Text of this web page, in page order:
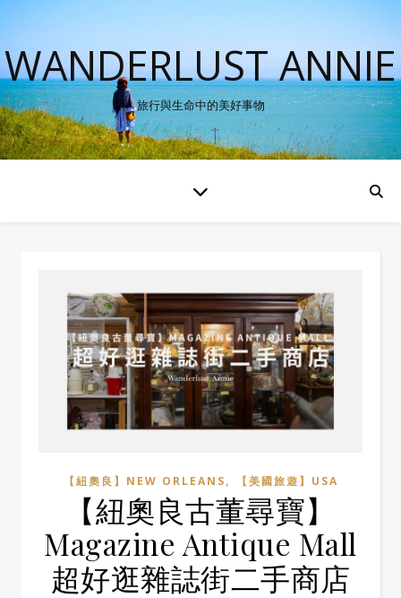
WANDERLUST ANNIE
旅行與生命中的美好事物
【紐奧良】NEW ORLEANS, 【美國旅遊】USA
【紐奧良古董尋寶】
Magazine Antique Mall
超好逛雜誌街二手商店